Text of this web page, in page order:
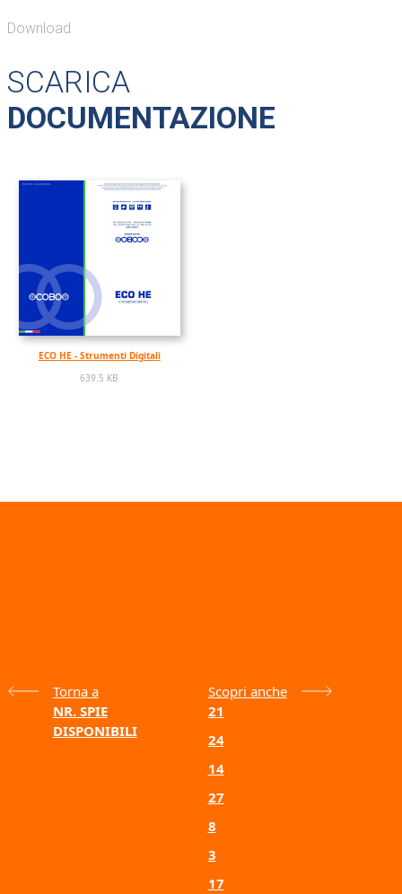
Download
SCARICA
DOCUMENTAZIONE
ECO HE - Strumenti Digitali
639.5 KB
Torna a
NR. SPIE
DISPONIBILI
Scopri anche
21
24
14
27
8
3
17